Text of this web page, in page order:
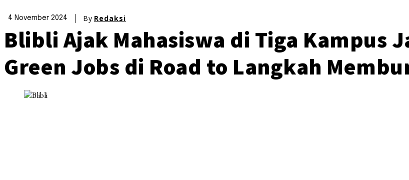
4 November 2024 By Redaksi
Blibli Ajak Mahasiswa di Tiga Kampus
Green Jobs di Road to Langkah